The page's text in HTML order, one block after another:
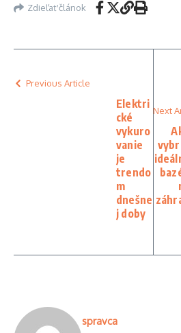
Zdieľať článok
Previous Article
Elektri
cké
vykuro
vanie
je
trendo
m
dnešne
j doby
Next
spravca